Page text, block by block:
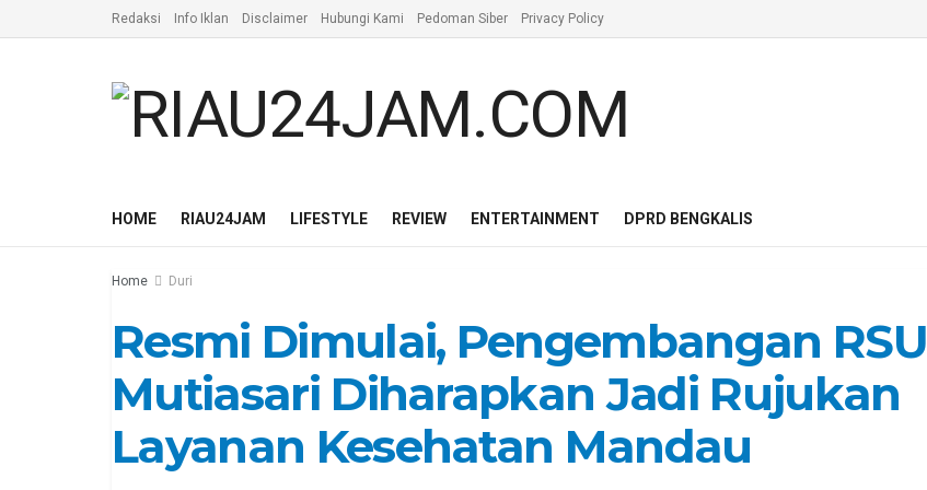
Redaksi Info Iklan Disclaimer Hubungi Kami Pedoman Siber Privacy Policy
HOME RIAU24JAM LIFESTYLE REVIEW ENTERTAINMENT DPRD BENGKALIS
Home Duri
Resmi Dimulai, Pengembangan RSU
Mutiasari Diharapkan Jadi Rujukan
Layanan Kesehatan Mandau